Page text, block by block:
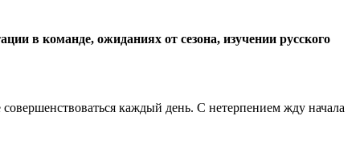
в команде, ожиданиях от сезона, изучении русского
каждый день. С нетерпением жду начала